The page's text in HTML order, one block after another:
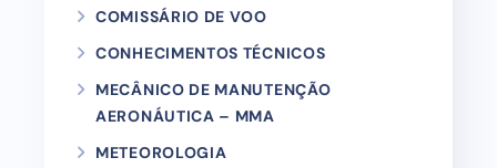
COMISSÁRIO DE VOO
CONHECIMENTOS TÉCNICOS
MECÂNICO DE MANUTENÇÃO
AERONÁUTICA – MMA
METEOROLOGIA